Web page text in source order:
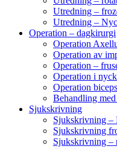
Utredning –
Utredning –
Operation – dagkirurgi
Operation
Operation av
Operation –
Operation i
Operation
Behandling
Sjukskrivning
Sjukskrivning –
Sjukskrivning
Sjukskrivning –